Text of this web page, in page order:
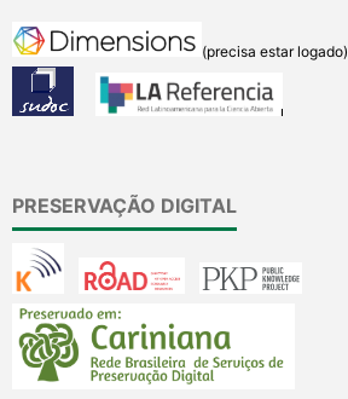
(precisa estar logado)
PRESERVAÇÃO DIGITAL